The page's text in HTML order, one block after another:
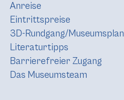
Anreise
Eintrittspreise
3D-Rundgang/Museumsplan
Literaturtipps
Barrierefreier Zugang
Das Museumsteam